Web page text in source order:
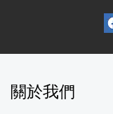
關於我們